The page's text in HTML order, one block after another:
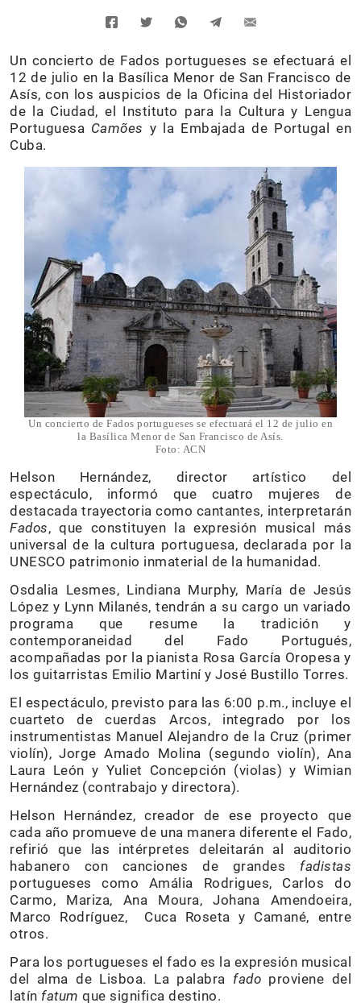
Un concierto de Fados portugueses se efectuará el
12 de julio en la Basílica Menor de San Francisco de
Asís, con los auspicios de la Oficina del Historiador
de la Ciudad, el Instituto para la Cultura y Lengua
Portuguesa Camões y la Embajada de Portugal en
Cuba.
Un concierto de Fados portugueses se efectuará el 12 de julio en
la Basílica Menor de San Francisco de Asís.
Foto: ACN
Helson Hernández, director artístico del
espectáculo, informó que cuatro mujeres de
destacada trayectoria como cantantes, interpretarán
Fados, que constituyen la expresión musical más
universal de la cultura portuguesa, declarada por la
UNESCO patrimonio inmaterial de la humanidad.
Osdalia Lesmes, Lindiana Murphy, María de Jesús
López y Lynn Milanés, tendrán a su cargo un variado
programa que resume la tradición y
contemporaneidad del Fado Portugués,
acompañadas por la pianista Rosa García Oropesa y
los guitarristas Emilio Martiní y José Bustillo Torres.
El espectáculo, previsto para las 6:00 p.m., incluye el
cuarteto de cuerdas Arcos, integrado por los
instrumentistas Manuel Alejandro de la Cruz (primer
violín), Jorge Amado Molina (segundo violín), Ana
Laura León y Yuliet Concepción (violas) y Wimian
Hernández (contrabajo y directora).
Helson Hernández, creador de ese proyecto que
cada año promueve de una manera diferente el Fado,
refirió que las intérpretes deleitarán al auditorio
habanero con canciones de grandes fadistas
portugueses como Amália Rodrigues, Carlos do
Carmo, Mariza, Ana Moura, Johana Amendoeira,
Marco Rodríguez, Cuca Roseta y Camané, entre
otros.
Para los portugueses el fado es la expresión musical
del alma de Lisboa. La palabra fado proviene del
latín fatum que significa destino.